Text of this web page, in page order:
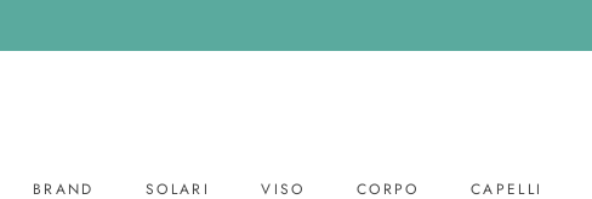
BRAND SOLARI VISO CORPO CAPELLI